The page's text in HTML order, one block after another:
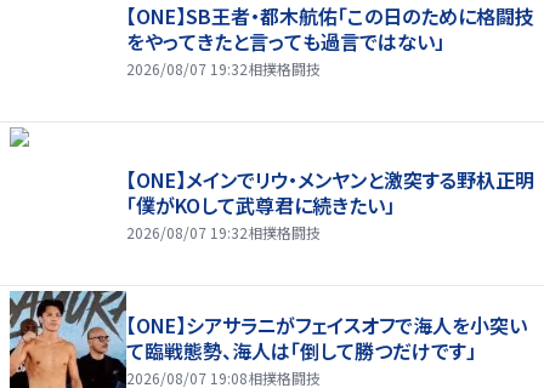
【ONE】SB王者・都木航佑「この日のために格闘技
をやってきたと言っても過言ではない」
2026/08/07 19:32相撲格闘技
【ONE】メインでリウ・メンヤンと激突する野杁正明
「僕がKOして武尊君に続きたい」
2026/08/07 19:32相撲格闘技
【ONE】シアサラニがフェイスオフで海人を小突い
て臨戦態勢、海人は「倒して勝つだけです」
2026/08/07 19:08相撲格闘技